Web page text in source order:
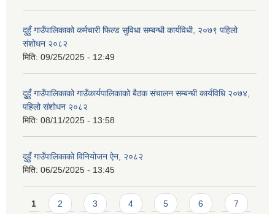
दुहुँ गाउँपालिकाको कर्मचारी फिल्ड सुविधा सम्बन्धी कार्यविधी, २०७९ पहिलो
संशोधन २०८२
मिति: 09/25/2025 - 12:49
दुुहुँ गाउँपालिकाको गाउँकार्यपालिकाको बैठक संचालन सम्बन्धी कार्यविधि २०७४,
पहिलो संशोधन २०८२
मिति: 08/11/2025 - 13:58
दुहुँ गाउँपालिकाको विनियोजन ऐन, २०८२
मिति: 06/25/2025 - 13:45
Pages
1 2 3 4 5 6 7